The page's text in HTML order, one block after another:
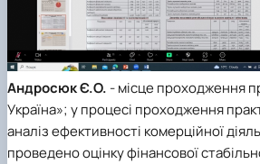
Андросюк Є.О. - місце проходження
Україна»; у процесі проходження
аналіз ефективності комерційної
проведено оцінку фінансової